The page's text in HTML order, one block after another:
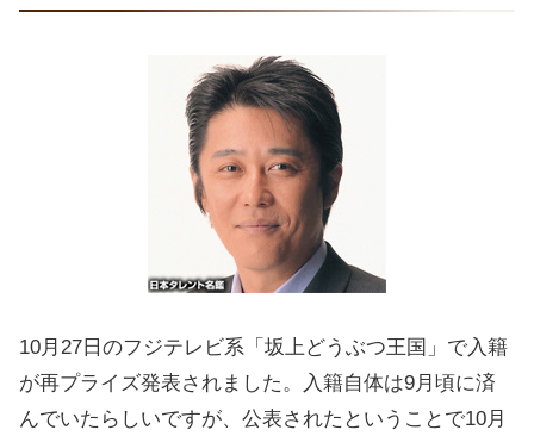
10月27日のフジテレビ系「坂上どうぶつ王国」で入籍
が再プライズ発表されました。入籍自体は9月頃に済
んでいたらしいですが、公表されたということで10月